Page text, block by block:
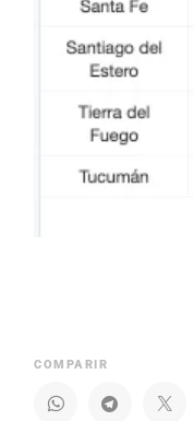
COMPARIR